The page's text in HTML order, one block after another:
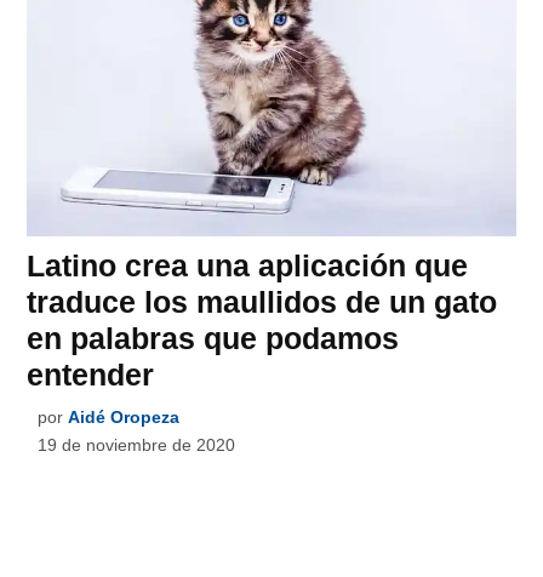
Latino crea una aplicación que
traduce los maullidos de un gato
en palabras que podamos
entender
por Aidé Oropeza
19 de noviembre de 2020